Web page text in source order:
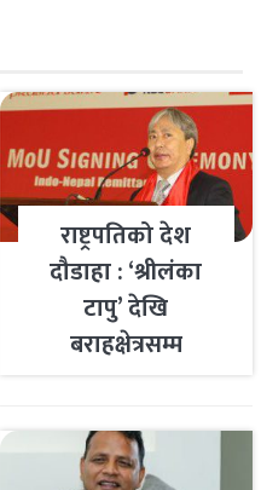
राष्ट्रपतिको देश
दौडाहा : ‘श्रीलंका
टापु’ देखि
बराहक्षेत्रसम्म